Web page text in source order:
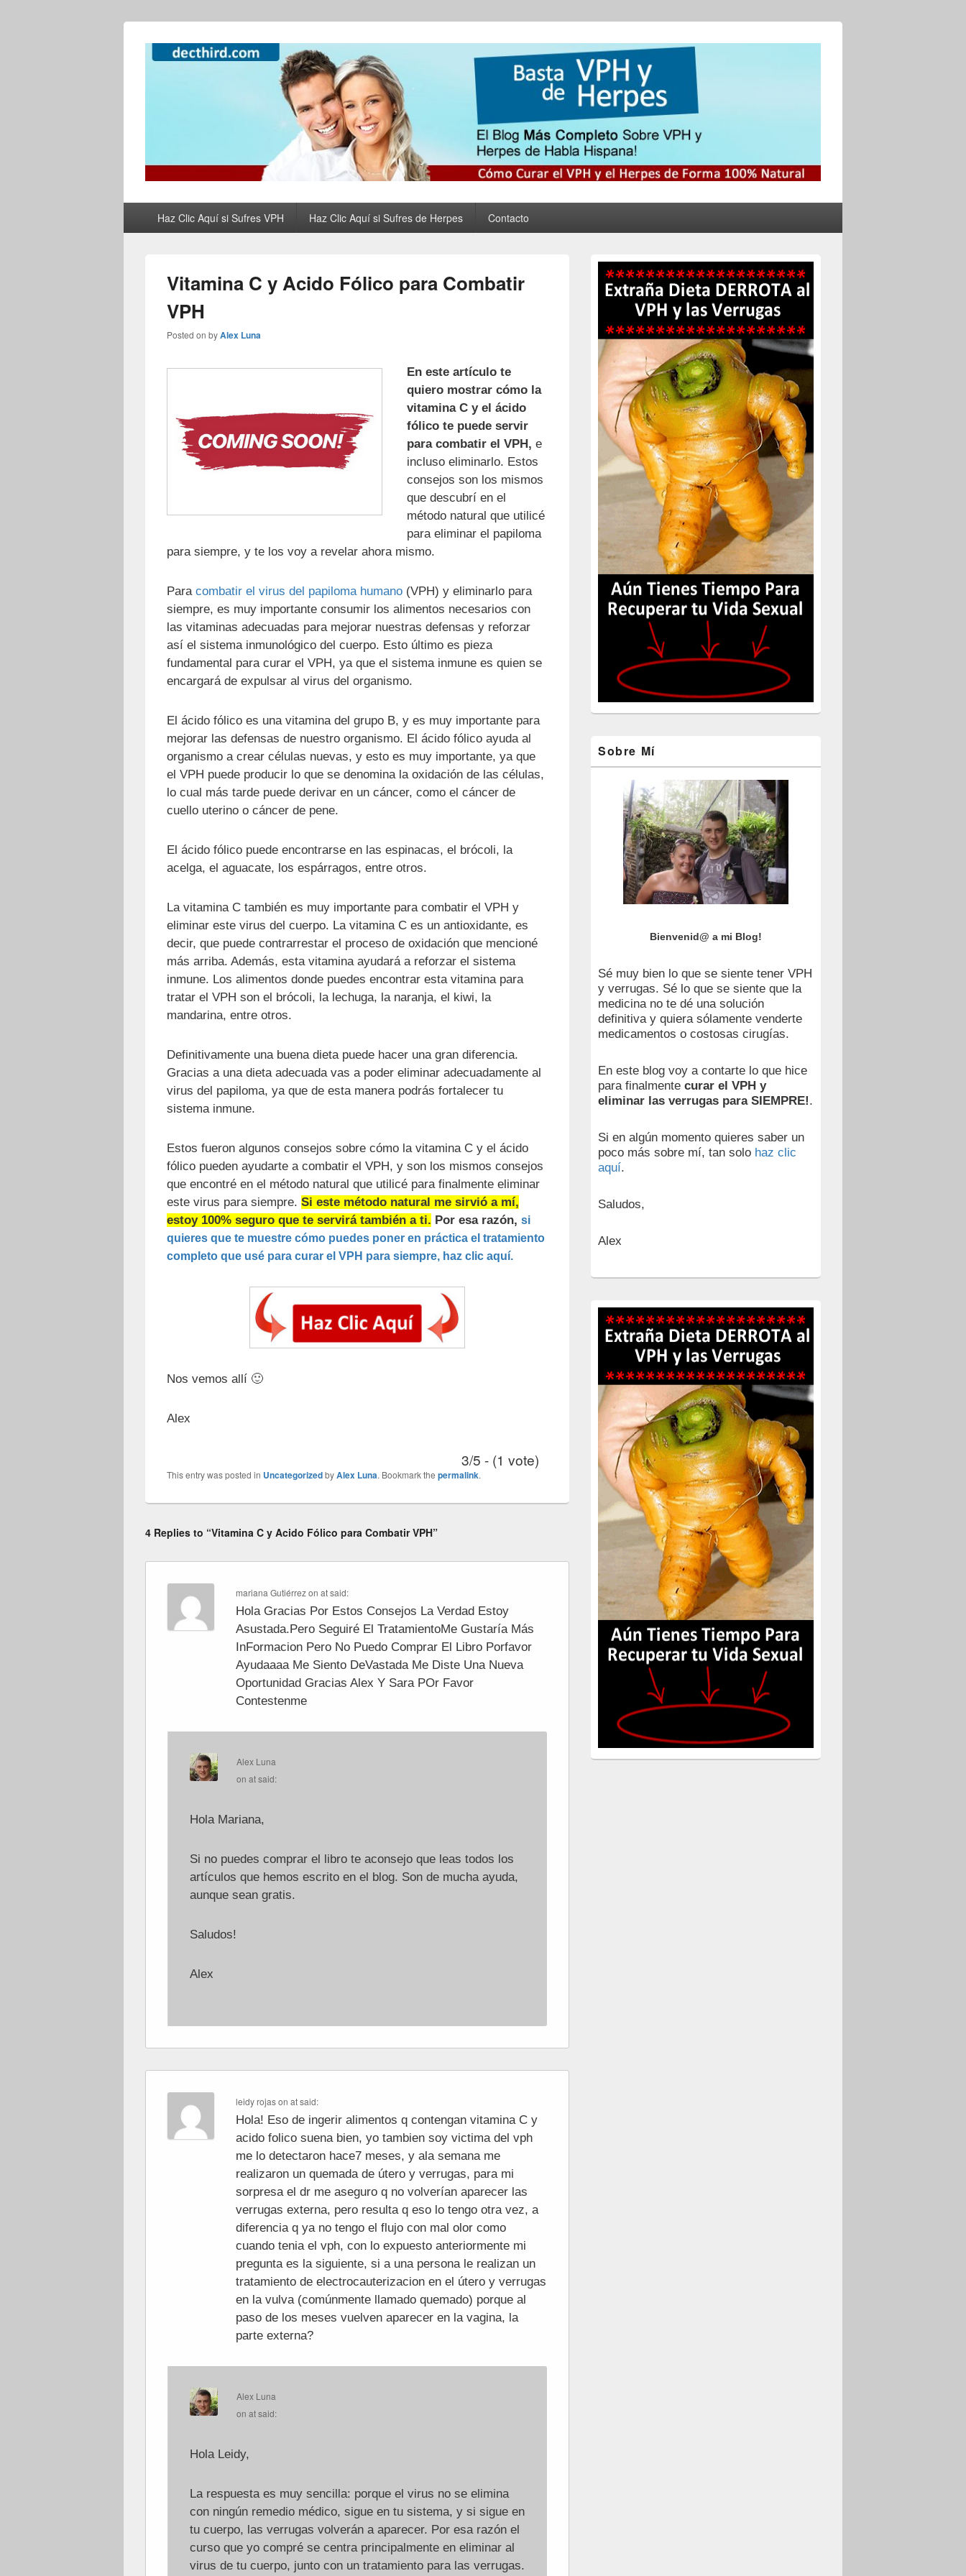
Como Curar el Virus del Papiloma Humano y el Herpes
de Forma Natural y Eliminar las Verrugas Genitales
Como Tratar el VPH, el Herpes y Eliminar tus Verrugas Para Siempre
Haz Clic Aquí si Sufres VPH Haz Clic Aquí si Sufres de Herpes Contacto
Vitamina C y Acido Fólico para Combatir
VPH
Posted on byAlex Luna
En este artículo te
quiero mostrar cómo la
vitamina C y el ácido
fólico te puede servir
para combatir el VPH, e
incluso eliminarlo. Estos
consejos son los mismos
que descubrí en el
método natural que utilicé
para eliminar el papiloma
para siempre, y te los voy a revelar ahora mismo.
Para combatir el virus del papiloma humano (VPH) y eliminarlo para
siempre, es muy importante consumir los alimentos necesarios con
las vitaminas adecuadas para mejorar nuestras defensas y reforzar
así el sistema inmunológico del cuerpo. Esto último es pieza
fundamental para curar el VPH, ya que el sistema inmune es quien se
encargará de expulsar al virus del organismo.
El ácido fólico es una vitamina del grupo B, y es muy importante para
mejorar las defensas de nuestro organismo. El ácido fólico ayuda al
organismo a crear células nuevas, y esto es muy importante, ya que
el VPH puede producir lo que se denomina la oxidación de las células,
lo cual más tarde puede derivar en un cáncer, como el cáncer de
cuello uterino o cáncer de pene.
El ácido fólico puede encontrarse en las espinacas, el brócoli, la
acelga, el aguacate, los espárragos, entre otros.
La vitamina C también es muy importante para combatir el VPH y
eliminar este virus del cuerpo. La vitamina C es un antioxidante, es
decir, que puede contrarrestar el proceso de oxidación que mencioné
más arriba. Además, esta vitamina ayudará a reforzar el sistema
inmune. Los alimentos donde puedes encontrar esta vitamina para
tratar el VPH son el brócoli, la lechuga, la naranja, el kiwi, la
mandarina, entre otros.
Definitivamente una buena dieta puede hacer una gran diferencia.
Gracias a una dieta adecuada vas a poder eliminar adecuadamente al
virus del papiloma, ya que de esta manera podrás fortalecer tu
sistema inmune.
Estos fueron algunos consejos sobre cómo la vitamina C y el ácido
fólico pueden ayudarte a combatir el VPH, y son los mismos consejos
que encontré en el método natural que utilicé para finalmente eliminar
este virus para siempre. Si este método natural me sirvió a mí,
estoy 100% seguro que te servirá también a ti. Por esa razón, si
quieres que te muestre cómo puedes poner en práctica el tratamiento
completo que usé para curar el VPH para siempre, haz clic aquí.
Nos vemos allí 🙂
Alex
3/5 - (1 vote)
This entry was posted in UncategorizedbyAlex Luna. Bookmark the permalink.
4 Replies to “Vitamina C y Acido Fólico para Combatir VPH”
mariana Gutiérrezonatsaid:
Hola Gracias Por Estos Consejos La Verdad Estoy
Asustada.Pero Seguiré El TratamientoMe Gustaría Más
InFormacion Pero No Puedo Comprar El Libro Porfavor
Ayudaaaa Me Siento DeVastada Me Diste Una Nueva
Oportunidad Gracias Alex Y Sara POr Favor
Contestenme
Alex Luna
onatsaid:
Hola Mariana,
Si no puedes comprar el libro te aconsejo que leas todos los
artículos que hemos escrito en el blog. Son de mucha ayuda,
aunque sean gratis.
Saludos!
Alex
leidy rojasonatsaid:
Hola! Eso de ingerir alimentos q contengan vitamina C y
acido folico suena bien, yo tambien soy victima del vph
me lo detectaron hace7 meses, y ala semana me
realizaron un quemada de útero y verrugas, para mi
sorpresa el dr me aseguro q no volverían aparecer las
verrugas externa, pero resulta q eso lo tengo otra vez, a
diferencia q ya no tengo el flujo con mal olor como
cuando tenia el vph, con lo expuesto anteriormente mi
pregunta es la siguiente, si a una persona le realizan un
tratamiento de electrocauterizacion en el útero y verrugas
en la vulva (comúnmente llamado quemado) porque al
paso de los meses vuelven aparecer en la vagina, la
parte externa?
Alex Luna
onatsaid:
Hola Leidy,
La respuesta es muy sencilla: porque el virus no se elimina
con ningún remedio médico, sigue en tu sistema, y si sigue en
tu cuerpo, las verrugas volverán a aparecer. Por esa razón el
curso que yo compré se centra principalmente en eliminar al
virus de tu cuerpo, junto con un tratamiento para las verrugas.
Primary
Sidebar
Widget
Area
Sobre Mí
Bienvenid@ a mi Blog!
Sé muy bien lo que se siente tener VPH
y verrugas. Sé lo que se siente que la
medicina no te dé una solución
definitiva y quiera sólamente venderte
medicamentos o costosas cirugías.
En este blog voy a contarte lo que hice
para finalmente curar el VPH y
eliminar las verrugas para SIEMPRE!.
Si en algún momento quieres saber un
poco más sobre mí, tan solo haz clic
aquí.
Saludos,
Alex